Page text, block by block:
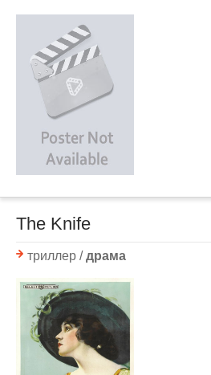
The Knife
триллер /драма